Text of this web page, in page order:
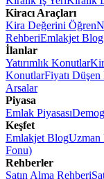
Kiracı Araçları
Kira Değerini Öğren
RehberiEmlakjet Blog
İlanlar
Yatırımlık Konutlar
KonutlarFiyatı
Arsalar
Piyasa
Emlak Piyasası
Keşfet
Emlakjet BlogUzman
Fonu)
Rehberler
Satın Alma Rehberi